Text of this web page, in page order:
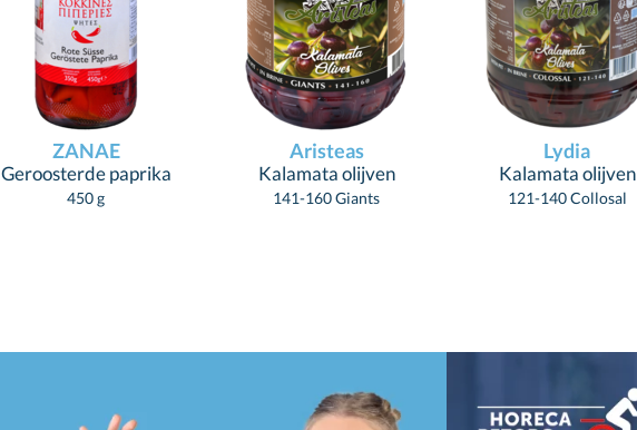
ZANAE
Geroosterde paprika
450 g
Aristeas
Kalamata olijven
141-160 Giants
Lydia
Kalamata olijven
121-140 Collosal